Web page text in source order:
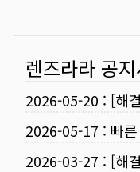
렌즈라라 공
2026-05-20 : [해
2026-05-17 : 빠
2026-03-27 : [해